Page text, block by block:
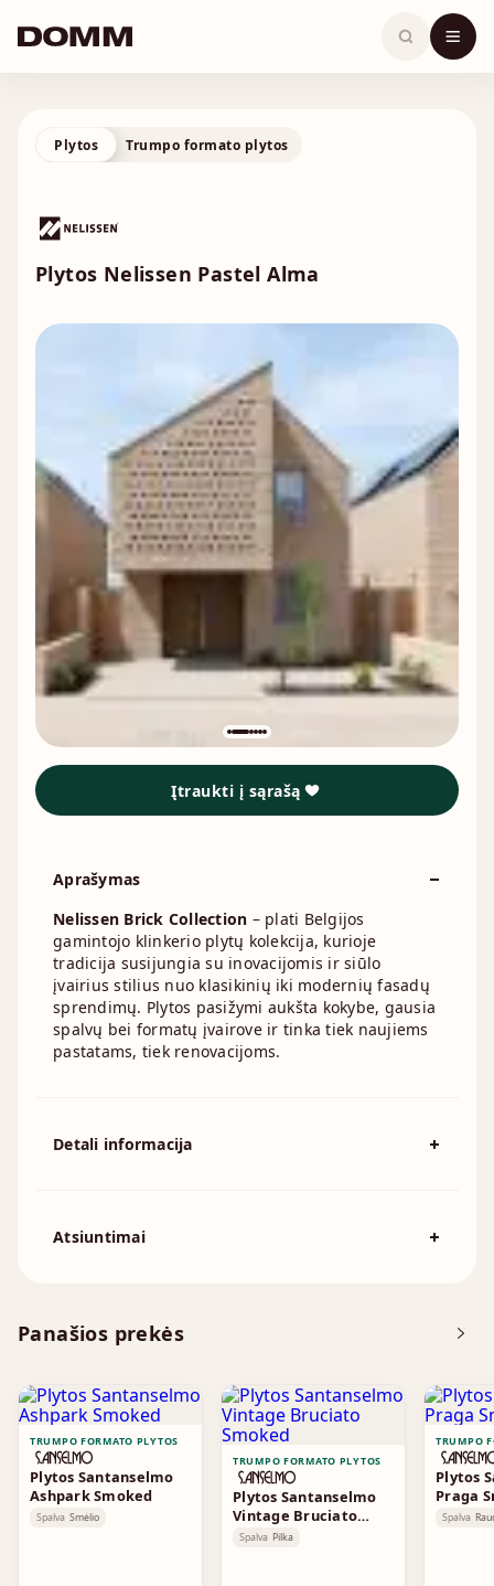
content
Plytos Trumpo formato plytos
Plytos Nelissen Pastel Alma
Panašios prekės
TRUMPO FORMATO PLYTOS
Plytos Santanselmo
Ashpark Smoked
Spalva Smėlio
TRUMPO FORMATO PLYTOS
Plytos Santanselmo
Vintage Bruciato
Smoked
Spalva Pilka
TRUMPO
Plytos
Praga
Spalva
Įtraukti į sąrašą
Aprašymas
Nelissen Brick Collection – plati Belgijos
gamintojo klinkerio plytų kolekcija, kurioje
tradicija susijungia su inovacijomis ir siūlo
įvairius stilius nuo klasikinių iki modernių fasadų
sprendimų. Plytos pasižymi aukšta kokybe, gausia
spalvų bei formatų įvairove ir tinka tiek naujiems
pastatams, tiek renovacijoms.
Detali informacija
Atsiuntimai